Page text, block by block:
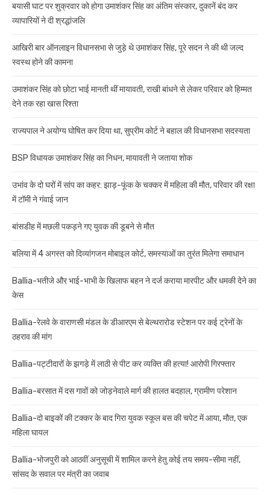
बयासी घाट पर शुक्रवार को होगा उमाशंकर सिंह का अंतिम संस्कार, दुकानें बंद कर
व्यापारियों ने दी श्रद्धांजलि
आखिरी बार ऑनलाइन विधानसभा से जुड़े थे उमाशंकर सिंह, पूरे सदन ने की थी जल्द
स्वस्थ होने की कामना
उमाशंकर सिंह को छोटा भाई मानती थीं मायावती, राखी बांधने से लेकर परिवार को हिम्मत
देने तक रहा खास रिश्ता
राज्यपाल ने अयोग्य घोषित कर दिया था, सुप्रीम कोर्ट ने बहाल की विधानसभा सदस्यता
BSP विधायक उमाशंकर सिंह का निधन, मायावती ने जताया शोक
उभांव के दो घरों में सांप का कहर: झाड़-फूंक के चक्कर में महिला की मौत, परिवार की रक्षा
में टॉमी ने गंवाई जान
बांसडीह में मछली पकड़ने गए युवक की डूबने से मौत
बलिया में 4 अगस्त को दिव्यांगजन मोबाइल कोर्ट, समस्याओं का तुरंत मिलेगा समाधान
Ballia-भतीजे और भाई-भाभी के खिलाफ बहन ने दर्ज कराया मारपीट और धमकी देने का
केस
Ballia-रेलवे के वाराणसी मंडल के डीआरएम से बेल्थरारोड स्टेशन पर कई ट्रेनों के
ठहराव की मांग
Ballia-पट्टीदारों के झगड़े में लाठी से पीट कर व्यक्ति की हत्या! आरोपी गिरफ्तार
Ballia-बरसात में दस गावों को जोड़नेवाले मार्ग की हालत बदहाल, ग्रामीण परेशान
Ballia-दो बाइकों की टक्कर के बाद गिरा युवक स्कूल बस की चपेट में आया, मौत, एक
महिला घायल
Ballia-भोजपुरी को आठवीं अनुसूची में शामिल करने हेतु कोई तय समय-सीमा नहीं,
सांसद के सवाल पर मंत्री का जवाब